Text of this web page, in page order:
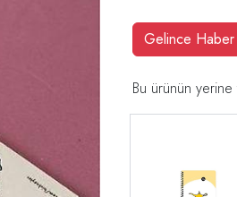
Gelince
Bu ürünün